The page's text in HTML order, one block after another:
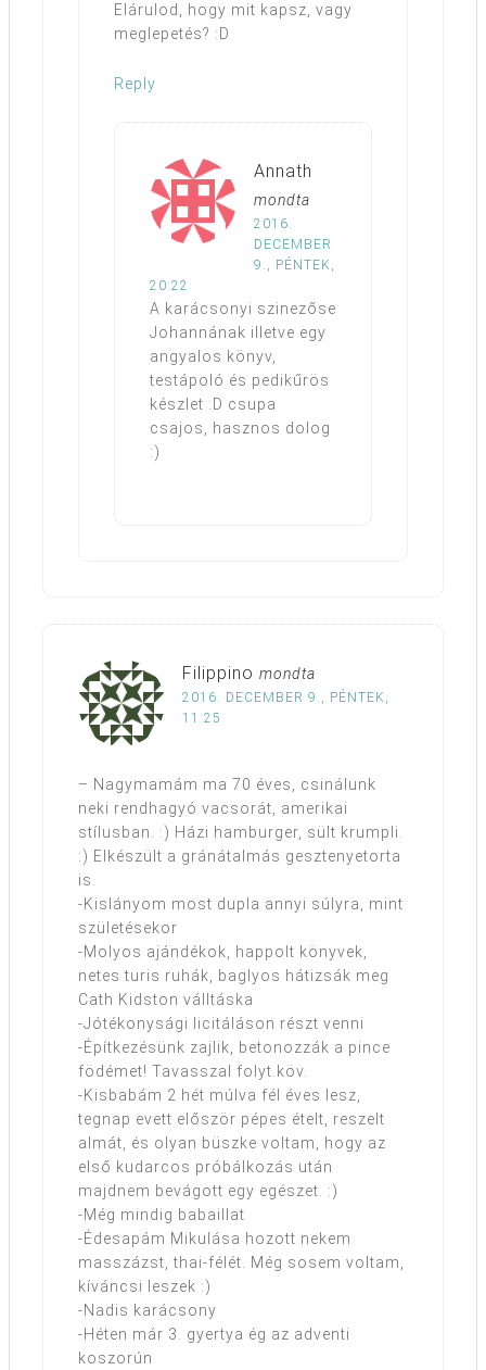
Elárulod, hogy mit kapsz, vagy
meglepetés? :D
Reply
Annath
mondta
2016.
DECEMBER
9., PÉNTEK,
20:22
A karácsonyi szinezőse
Johannának illetve egy
angyalos könyv,
testápoló és pedikűrös
készlet :D csupa
csajos, hasznos dolog
:)
Filippino mondta
2016. DECEMBER 9., PÉNTEK,
11:25
– Nagymamám ma 70 éves, csinálunk
neki rendhagyó vacsorát, amerikai
stílusban. :) Házi hamburger, sült krumpli.
:) Elkészült a gránátalmás gesztenyetorta
is.
-Kislányom most dupla annyi súlyra, mint
születésekor
-Molyos ajándékok, happolt könyvek,
netes turis ruhák, baglyos hátizsák meg
Cath Kidston válltáska
-Jótékonysági licitáláson részt venni
-Építkezésünk zajlik, betonozzák a pince
födémet! Tavasszal folyt.köv.
-Kisbabám 2 hét múlva fél éves lesz,
tegnap evett először pépes ételt, reszelt
almát, és olyan büszke voltam, hogy az
első kudarcos próbálkozás után
majdnem bevágott egy egészet. :)
-Még mindig babaillat
-Édesapám Mikulása hozott nekem
masszázst, thai-félét. Még sosem voltam,
kíváncsi leszek :)
-Nadis karácsony
-Héten már 3. gyertya ég az adventi
koszorún